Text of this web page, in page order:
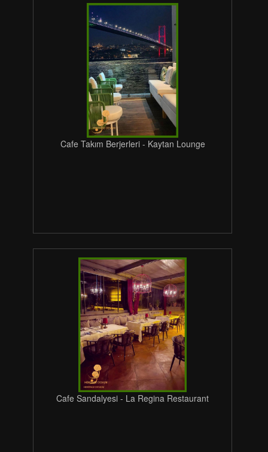
Cafe Takım Berjerleri - Kaytan Lounge
Cafe Sandalyesi - La Regina Restaurant